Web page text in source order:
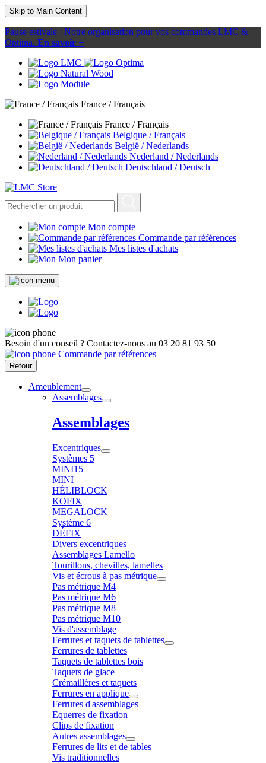
Skip to Main Content
Pause estivale : Notre organisation pour vos commandes LMC &
Optima. En savoir +
France / Français
France / Français
Belgique / Français
België / Nederlands
Nederland / Nederlands
Deutschland / Deutsch
Mon compte
Commande par références
Mes listes d'achats
Mon panier
Besoin d'un conseil ? Contactez-nous au 03 20 81 93 50
Commande par références
Retour
Ameublement
Assemblages
Assemblages
Excentriques
Systèmes 5
MINI15
MINI
HÉLIBLOCK
KOFIX
MEGALOCK
Système 6
DÉFIX
Divers excentriques
Assemblages Lamello
Tourillons, chevilles, lamelles
Vis et écrous à pas métrique
Pas métrique M4
Pas métrique M6
Pas métrique M8
Pas métrique M10
Vis d'assemblage
Ferrures et taquets de tablettes
Ferrures de tablettes
Taquets de tablettes bois
Taquets de glace
Crémaillères et taquets
Ferrures en applique
Ferrures d'assemblages
Equerres de fixation
Clips de fixation
Autres assemblages
Ferrures de lits et de tables
Vis traditionnelles